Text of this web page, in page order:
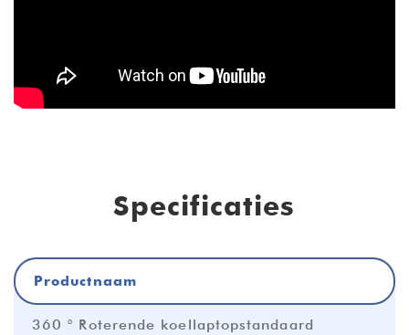
Specificaties
Productnaam
360 ° Roterende koellaptopstandaard